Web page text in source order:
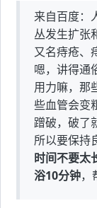
来自百度：
丛发生扩张
又名痔疮、
嗯，讲得通
用力嘛，那
些血管会变
蹭破，破了
所以要保持
时间不要太
浴10分钟，